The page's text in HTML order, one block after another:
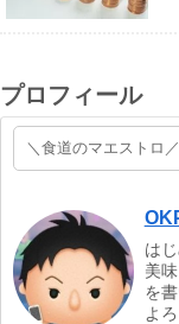
プロフィール
＼食道のマエストロ／
は
美
を
よ